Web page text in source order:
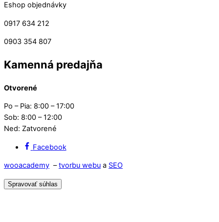
Eshop objednávky
0917 634 212
0903 354 807
Kamenná predajňa
Otvorené
Po – Pia: 8:00 – 17:00
Sob: 8:00 – 12:00
Ned: Zatvorené
Facebook
wooacademy –tvorbu webu a SEO
Spravovať súhlas